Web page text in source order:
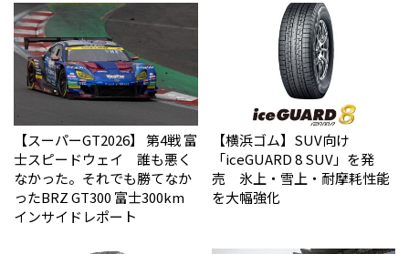
【スーパーGT2026】 第4戦 富
士スピードウェイ 誰も悪く
なかった。それでも勝てなか
った――BRZ GT300 富士300km
インサイドレポート
【横浜ゴム】SUV向け
「iceGUARD 8 SUV」を発
売 氷上・雪上・耐摩耗性能
を大幅強化